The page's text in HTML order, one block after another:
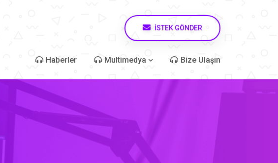
İSTEK GÖNDER
Haberler Multimedya Bize Ulaşın